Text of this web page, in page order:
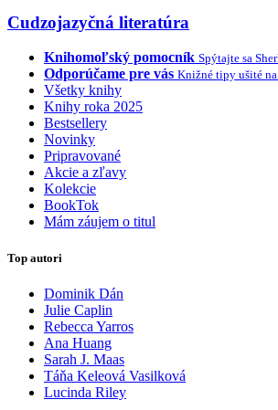
Cudzojazyčná literatúra
Knihomoľský pomocník Spýtajte sa
Odporúčame pre vás Knižné tipy ušité
Všetky knihy
Knihy roka 2025
Bestsellery
Novinky
Pripravované
Akcie a zľavy
Kolekcie
BookTok
Mám záujem o titul
Top autori
Dominik Dán
Julie Caplin
Rebecca Yarros
Ana Huang
Sarah J. Maas
Táňa Keleová Vasilková
Lucinda Riley